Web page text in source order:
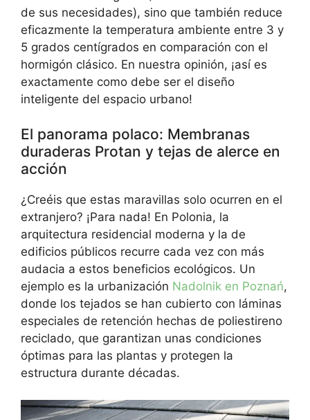
de sus necesidades), sino que también reduce
eficazmente la temperatura ambiente entre 3 y
5 grados centígrados en comparación con el
hormigón clásico. En nuestra opinión, ¡así es
exactamente como debe ser el diseño
inteligente del espacio urbano!
El panorama polaco: Membranas
duraderas Protan y tejas de alerce en
acción
¿Creéis que estas maravillas solo ocurren en el
extranjero? ¡Para nada! En Polonia, la
arquitectura residencial moderna y la de
edificios públicos recurre cada vez con más
audacia a estos beneficios ecológicos. Un
ejemplo es la urbanización Nadolnik en Poznań,
donde los tejados se han cubierto con láminas
especiales de retención hechas de poliestireno
reciclado, que garantizan unas condiciones
óptimas para las plantas y protegen la
estructura durante décadas.